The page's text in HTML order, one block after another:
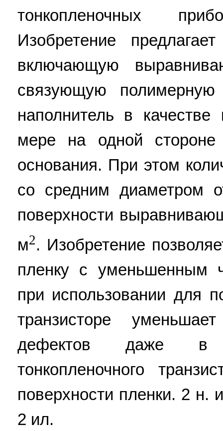
тонкопленочных
Изобретение
включающую
связующую полимерную
наполнитель в
мере на одной стороне
основания. При этом
со средним
поверхности
м2. Изобретение
пленку с уменьшенным
при использовании для
транзисторе
дефектов даже в
тонкопленочного
поверхности пленки. 2
2 ил.